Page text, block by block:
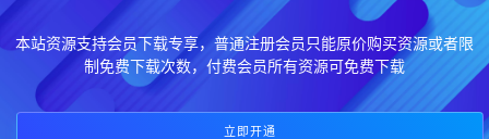
本站资源支持会员下载专享，普通注册会员只能原价购买资源或者限
制免费下载次数，付费会员所有资源可免费下载
立即开通